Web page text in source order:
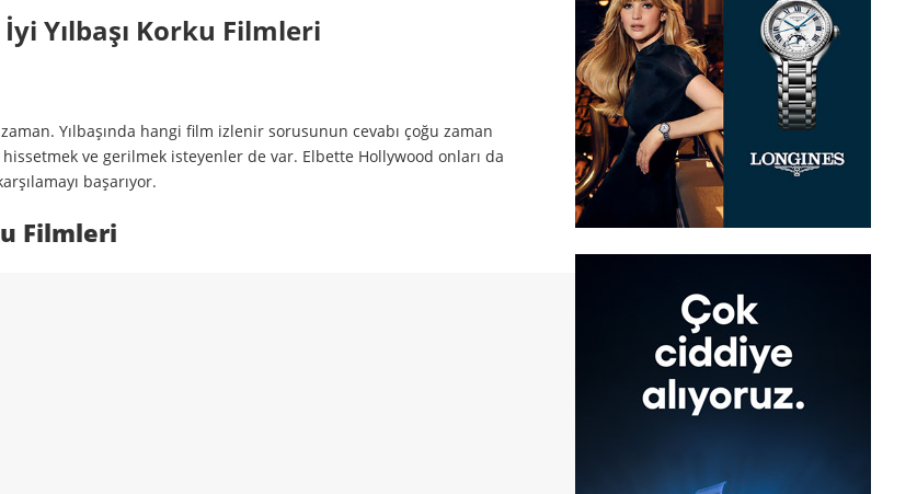
Yılbaşı Korku Filmleri
Yılbaşında hangi film izlenir sorusunun cevabı çoğu zaman
ve gerilmek isteyenler de var. Elbette Hollywood onları da
başarıyor.
Filmleri